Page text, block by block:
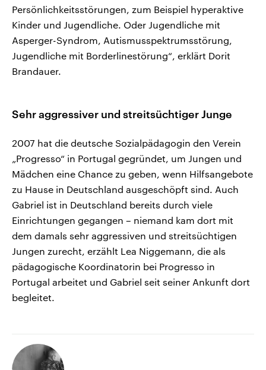
Persönlichkeitsstörungen, zum Beispiel hyperaktive
Kinder und Jugendliche. Oder Jugendliche mit
Asperger-Syndrom, Autismusspektrumsstörung,
Jugendliche mit Borderlinestörung“, erklärt Dorit
Brandauer.
Sehr aggressiver und streitsüchtiger Junge
2007 hat die deutsche Sozialpädagogin den Verein
„Progresso“ in Portugal gegründet, um Jungen und
Mädchen eine Chance zu geben, wenn Hilfsangebote
zu Hause in Deutschland ausgeschöpft sind. Auch
Gabriel ist in Deutschland bereits durch viele
Einrichtungen gegangen – niemand kam dort mit
dem damals sehr aggressiven und streitsüchtigen
Jungen zurecht, erzählt Lea Niggemann, die als
pädagogische Koordinatorin bei Progresso in
Portugal arbeitet und Gabriel seit seiner Ankunft dort
begleitet.